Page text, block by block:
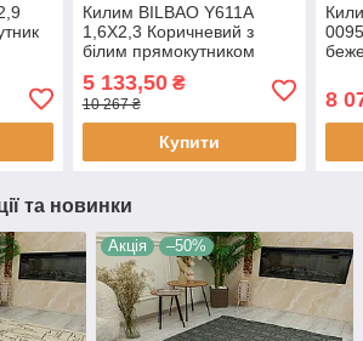
Килим BILBAO Y611A
1,6Х2,3 Коричневий з
білим прямокутником
5 133,50₴
10 267 ₴
Купити
8
та новинки
Акція –50%